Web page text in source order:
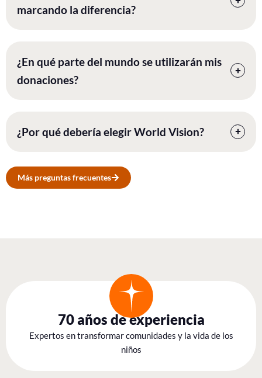
marcando la diferencia?
¿En qué parte del mundo se utilizarán mis
donaciones?
¿Por qué debería elegir World Vision?
Más preguntas frecuentes
70 años de experiencia
Expertos en transformar comunidades y la vida de los
niños